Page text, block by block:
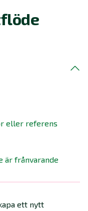
eller referens
är frånvarande
ett nytt